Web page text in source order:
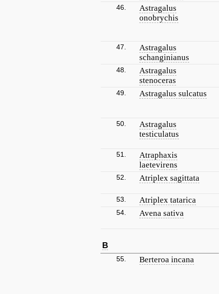
46.
Astragalus
onobrychis
47.
Astragalus
schanginianus
48.
Astragalus
stenoceras
49. Astragalus sulcatus
50.
Astragalus
testiculatus
51.
Atraphaxis
laetevirens
52. Atriplex sagittata
53. Atriplex tatarica
54. Avena sativa
B
55. Berteroa incana